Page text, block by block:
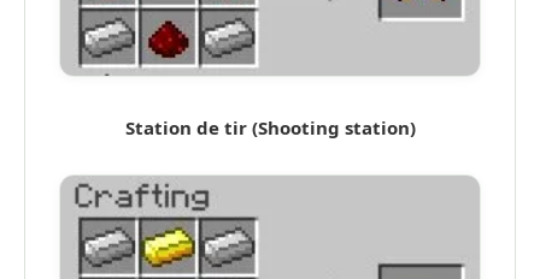
Station de tir (Shooting station)